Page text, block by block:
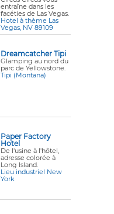
entraîne dans les
facéties de Las Vegas.
Hotel à thème Las
Vegas, NV 89109
Dreamcatcher Tipi
Glamping au nord du
parc de Yellowstone.
Tipi (Montana)
Paper Factory
Hotel
De l'usine à l'hôtel,
adresse colorée à
Long Island.
Lieu industriel New
York